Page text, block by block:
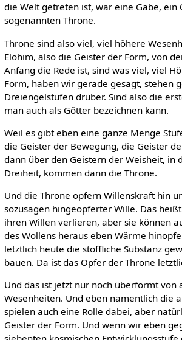
die Welt getreten ist, war eine Gabe, ein
sogenannten Throne.
Throne sind also viel, viel höhere
Elohim, also die Geister der Form, von
Anfang die Rede ist, sind was viel, viel
Form, haben wir gerade gesagt, stehen
Dreiengelstufen drüber. Sind also die
man auch als Götter bezeichnen kann.
Weil es gibt eben eine ganze Menge
die Geister der Bewegung, die Geister
dann über den Geistern der Weisheit, in
Dreiheit, kommen dann die Throne.
Und die Throne opfern Willenskraft hin
sozusagen hingeopferter Wille. Das
ihren Willen verlieren, aber sie können
des Wollens heraus eben Wärme
letztlich heute die stoffliche Substanz
bauen. Da ist das Opfer der Throne
Und das ist jetzt nur noch überformt von
Wesenheiten. Und eben namentlich die
spielen auch eine Rolle dabei, aber
Geister der Form. Und wenn wir eben